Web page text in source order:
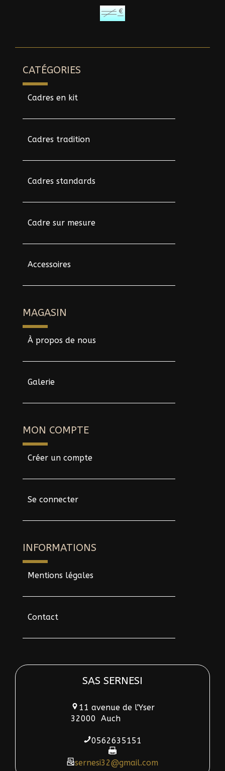
CATÉGORIES
Cadres en kit
Cadres tradition
Cadres standards
Cadre sur mesure
Accessoires
MAGASIN
À propos de nous
Galerie
MON COMPTE
Créer un compte
Se connecter
INFORMATIONS
Mentions légales
Contact
SAS SERNESI
11 avenue de l'Yser
32000 Auch
0562635151
sernesi32@gmail.com